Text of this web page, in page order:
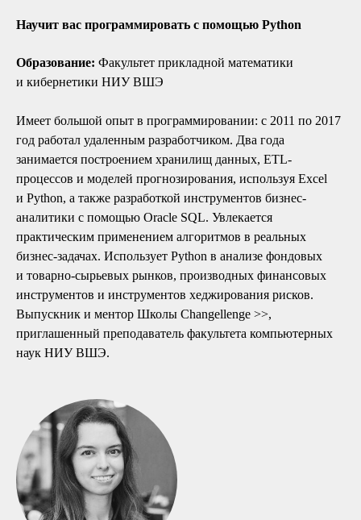
Научит вас программировать с помощью Python
Образование: Факультет прикладной математики
и кибернетики НИУ ВШЭ
Имеет большой опыт в программировании: с 2011 по 2017
год работал удаленным разработчиком. Два года
занимается построением хранилищ данных, ETL-
процессов и моделей прогнозирования, используя Excel
и Python, а также разработкой инструментов бизнес-
аналитики с помощью Oracle SQL. Увлекается
практическим применением алгоритмов в реальных
бизнес-задачах. Использует Python в анализе фондовых
и товарно-сырьевых рынков, производных финансовых
инструментов и инструментов хеджирования рисков.
Выпускник и ментор Школы Changellenge >>,
приглашенный преподаватель факультета компьютерных
наук НИУ ВШЭ.